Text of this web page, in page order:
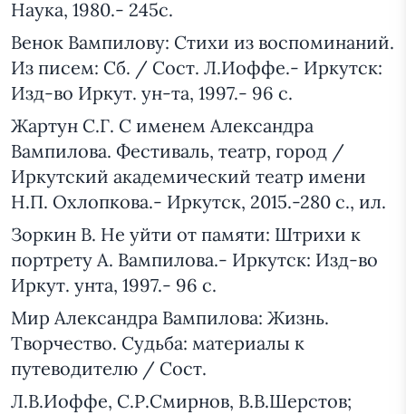
Наука, 1980.- 245с.
Венок Вампилову: Стихи из воспоминаний.
Из писем: Сб. / Сост. Л.Иоффе.- Иркутск:
Изд-во Иркут. ун-та, 1997.- 96 с.
Жартун С.Г. С именем Александра
Вампилова. Фестиваль, театр, город /
Иркутский академический театр имени
Н.П. Охлопкова.- Иркутск, 2015.-280 с., ил.
Зоркин В. Не уйти от памяти: Штрихи к
портрету А. Вампилова.- Иркутск: Изд-во
Иркут. унта, 1997.- 96 с.
Мир Александра Вампилова: Жизнь.
Творчество. Судьба: материалы к
путеводителю / Сост.
Л.В.Иоффе, С.Р.Смирнов, В.В.Шерстов;